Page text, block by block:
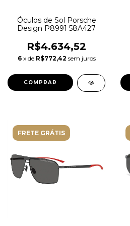
Óculos de Sol Porsche
Design P8991 58A427
R$4.634,52
6 x de R$772,42 sem juros
FRETE GRÁTIS